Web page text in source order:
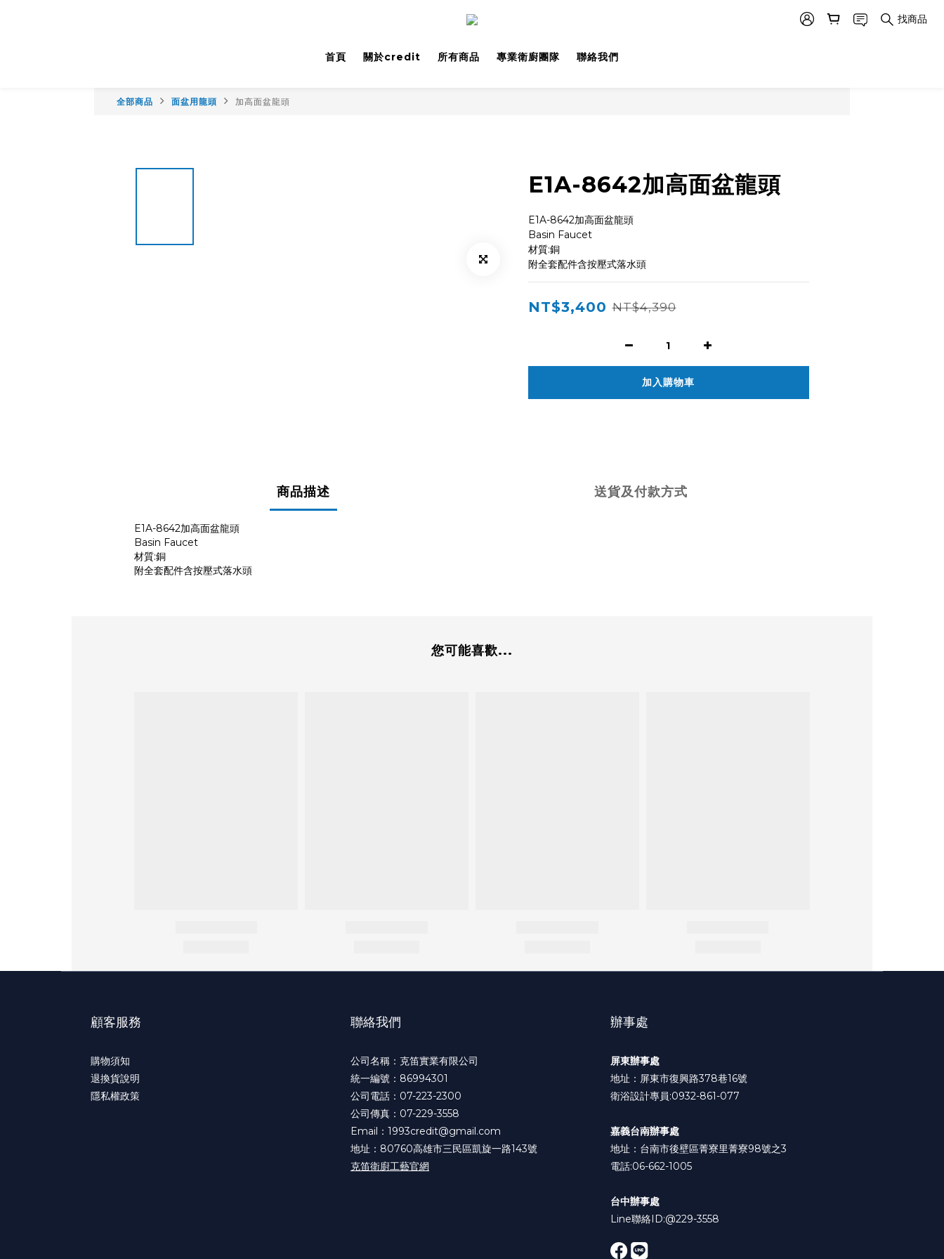
找商品
首頁 關於credit 所有商品 專業衛廚團隊 聯絡我們
全部商品 面盆用龍頭 加高面盆龍頭
E1A-8642加高面盆龍頭
E1A-8642加高面盆龍頭
Basin Faucet
材質:銅
附全套配件含按壓式落水頭
NT$3,400 NT$4,390
加入購物車
商品描述 送貨及付款方式
E1A-8642加高面盆龍頭
Basin Faucet
材質:銅
附全套配件含按壓式落水頭
您可能喜歡...
顧客服務
購物須知
退換貨說明
隱私權政策
聯絡我們
公司名稱：克笛實業有限公司
統一編號：86994301
公司電話：07-223-2300
公司傳真：07-229-3558
Email：1993credit@gmail.com
地址：80760高雄市三民區凱旋一路143號
克笛衛廚工藝官網
辦事處
屏東辦事處
地址：屏東市復興路378巷16號
衛浴設計專員:0932-861-077
嘉義台南辦事處
地址：台南市後壁區菁寮里菁寮98號之3
電話:06-662-1005
台中辦事處
Line聯絡ID:@229-3558